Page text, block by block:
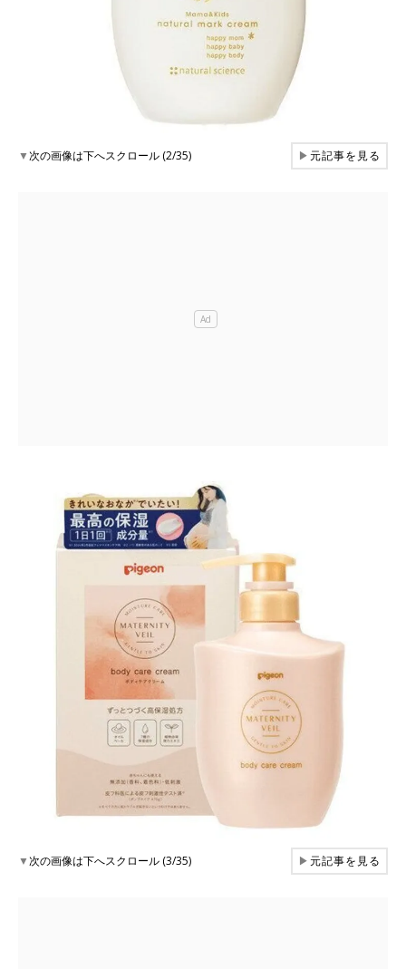
▼次の画像は下へスクロール (2/35) ▶元記事を見る
▼次の画像は下へスクロール (3/35) ▶元記事を見る